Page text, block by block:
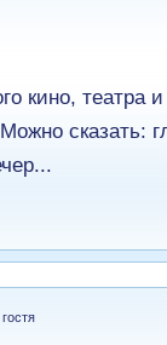
кино, театра
сказать:
гостя